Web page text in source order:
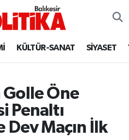
KÜLTÜR-SANAT SİYASET
Golle Öne
Penaltı
Dev Maçın İlk
Vakitleri
Haritası
ve Fikstür